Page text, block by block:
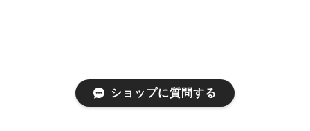
ショップに質問する